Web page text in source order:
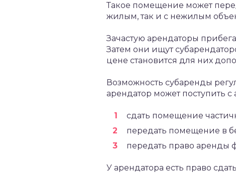
Такое помещение может
жилым, так и с нежилым
Зачастую арендаторы
Затем они ищут
цене становится для них
Возможность субаренды
арендатор может поступить
сдать помещение
передать помещение в
передать право аренды
У арендатора есть право